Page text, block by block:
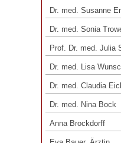
Dr. med. Susanne
Dr. med. Sonia
Prof. Dr. med. Julia
Dr. med. Lisa
Dr. med. Claudia
Dr. med. Nina Bock
Anna Brockdorff
Dr. med. Sophie Christoph
Dr. med. Susanne Endres
Dr. med. Sonia Trowe
Prof. Dr. med. Julia Seiderer-
Dr. med. Lisa Wunsch
Dr. med. Claudia Eichhorn
Dr. med. Nina Bock
Anna Brockdorff